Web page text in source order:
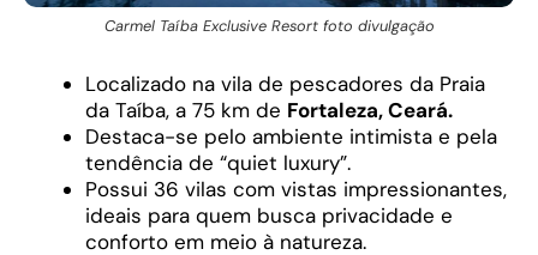
Carmel Taíba Exclusive Resort foto divulgação
Localizado na vila de pescadores da Praia
da Taíba, a 75 km de Fortaleza, Ceará.
Destaca-se pelo ambiente intimista e pela
tendência de “quiet luxury”.
Possui 36 vilas com vistas impressionantes,
ideais para quem busca privacidade e
conforto em meio à natureza.